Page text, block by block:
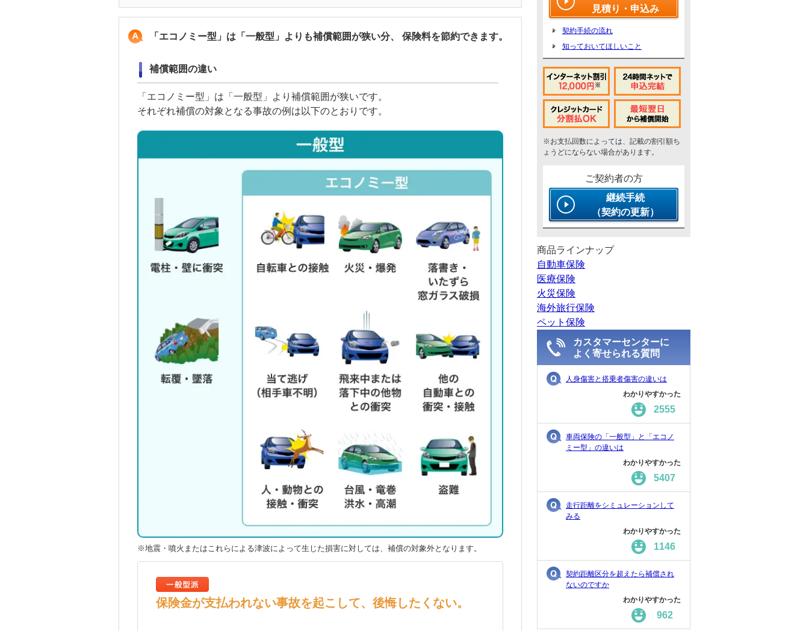
「エコノミー型」は「一般型」よりも補償範囲が狭い分、 保険料を節約できます。
補償範囲の違い
「エコノミー型」は「一般型」より補償範囲が狭いです。
それぞれ補償の対象となる事故の例は以下のとおりです。
※地震・噴火またはこれらによる津波によって生じた損害に対しては、補償の対象外となります。
保険金が支払われない事故を起こして、後悔したくない。
見積り・申込み
契約手続の流れ
知っておいてほしいこと
※お支払回数によっては、記載の割引額ち
ょうどにならない場合があります。
ご契約者の方
継続手続
（契約の更新）
商品ラインナップ
自動車保険
医療保険
火災保険
海外旅行保険
ペット保険
カスタマーセンターに
よく寄せられる質問
人身傷害と搭乗者傷害の違いは
わかりやすかった
2555
車両保険の「一般型」と「エコノ
ミー型」の違いは
わかりやすかった
5407
走行距離をシミュレーションして
みる
わかりやすかった
1146
契約距離区分を超えたら補償され
ないのですか
わかりやすかった
962